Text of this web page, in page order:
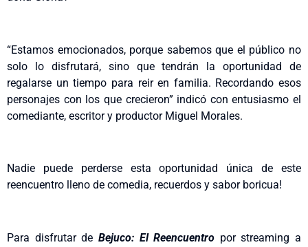
“Estamos emocionados, porque sabemos que el público no
solo lo disfrutará, sino que tendrán la oportunidad de
regalarse un tiempo para reir en familia. Recordando esos
personajes con los que crecieron” indicó con entusiasmo el
comediante, escritor y productor Miguel Morales.
Nadie puede perderse esta oportunidad única de este
reencuentro lleno de comedia, recuerdos y sabor boricua!
Para disfrutar de Bejuco: El Reencuentro por streaming a